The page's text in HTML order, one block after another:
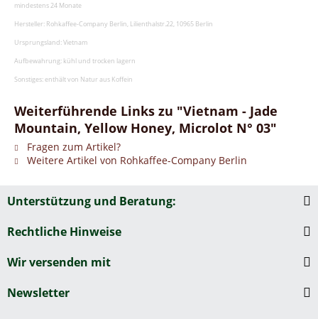
mindestens 24 Monate
Hersteller: Rohkaffee-Company Berlin, Lilienthalstr.22, 10965 Berlin
Ursprungsland: Vietnam
Aufbewahrung: kühl und trocken lagern
Sonstiges: enthält von Natur aus Koffein
Weiterführende Links zu "Vietnam - Jade
Mountain, Yellow Honey, Microlot N° 03"
Fragen zum Artikel?
Weitere Artikel von Rohkaffee-Company Berlin
Unterstützung und Beratung:
Rechtliche Hinweise
Wir versenden mit
Newsletter